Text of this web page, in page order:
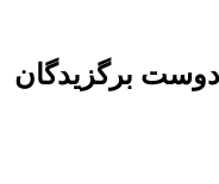
برگزیدگان